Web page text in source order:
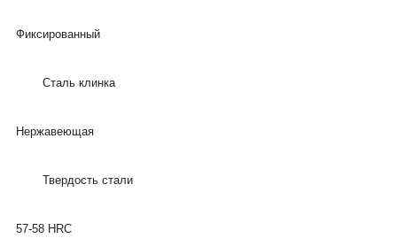
Фиксированный
Сталь клинка
Нержавеющая
Твердость стали
57-58 HRC